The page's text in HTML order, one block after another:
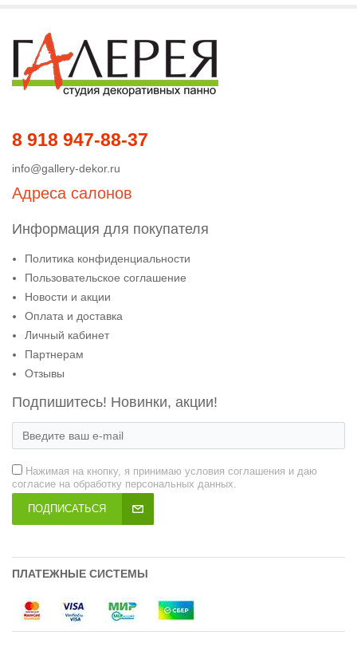
8 918 947-88-37
info@gallery-dekor.ru
Адреса салонов
Информация для покупателя
Политика конфиденциальности
Пользовательское соглашение
Новости и акции
Оплата и доставка
Личный кабинет
Партнерам
Отзывы
Подпишитесь! Новинки, акции!
Нажимая на кнопку, я принимаю условия соглашения и даю
согласие на обработку персональных данных.
ПОДПИСАТЬСЯ
ПЛАТЕЖНЫЕ СИСТЕМЫ